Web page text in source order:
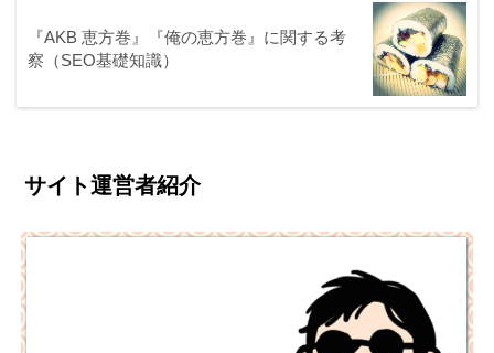
『AKB 恵方巻』『俺の恵方巻』に関する考
察（SEO基礎知識）
サイト運営者紹介